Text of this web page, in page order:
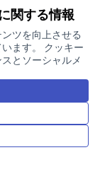
関する情報
ツを向上させる
ます。 クッキー
とソーシャルメ
ィ ログイン
択
す。
クリエイテ
(外部リンク